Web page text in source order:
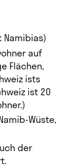
Namibias)
auf
Flächen,
ists
ist 20
Wüste,
der